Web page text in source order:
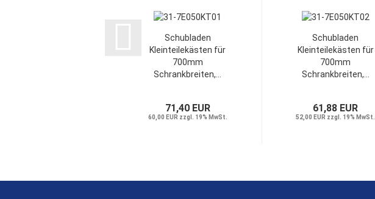
Schubladen
Kleinteilekästen für
700mm
Schrankbreiten,...
71,40 EUR
60,00 EUR zzgl. 19% MwSt.
Schubladen
Kleinteilekästen für
700mm
Schrankbreiten,...
61,88 EUR
52,00 EUR zzgl. 19% MwSt.